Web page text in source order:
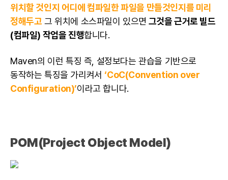
위치할 것인지 어디에 컴파일한 파일을 만들것인지를 미리
정해두고 그 위치에 소스파일이 있으면 그것을 근거로 빌드
(컴파일) 작업을 진행합니다.
Maven의 이런 특징 즉, 설정보다는 관습을 기반으로
동작하는 특징을 가리켜서‘CoC(Convention over
Configuration)’이라고 합니다.
POM(Project Object Model)